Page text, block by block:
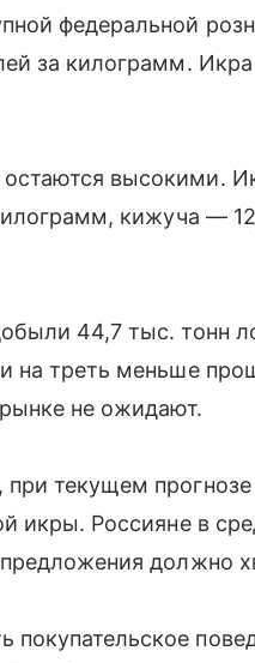
федеральной
за килограмм.
высокими.
кижуча —
44,7 тыс. тонн
на треть меньше
не ожидают.
при текущем
икры. Россияне в
должно